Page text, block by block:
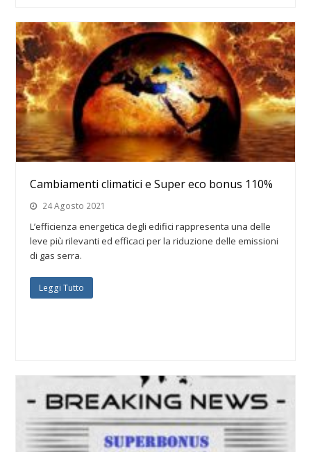
Cambiamenti climatici e Super eco bonus 110%
24 Agosto 2021
L’efficienza energetica degli edifici rappresenta una delle
leve più rilevanti ed efficaci per la riduzione delle emissioni
di gas serra.
Leggi Tutto